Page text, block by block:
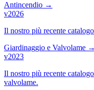
Antincendio →
v2026
Il nostro più recente
Giardinaggio e Valvolame →
v2023
Il nostro più recente
valvolame.